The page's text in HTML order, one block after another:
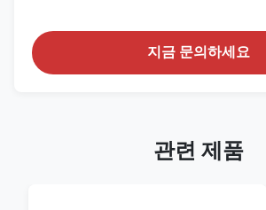
지금 문의하세요
관련 제품